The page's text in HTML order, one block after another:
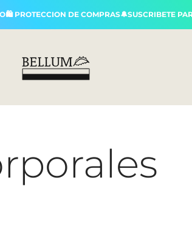
DE COMPRAS🔔SUSCRIBETE PARA
Bellum